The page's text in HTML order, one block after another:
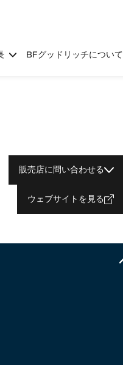
BFグッドリッチについて
販売店に問い合わせる
ウェブサイトを見る